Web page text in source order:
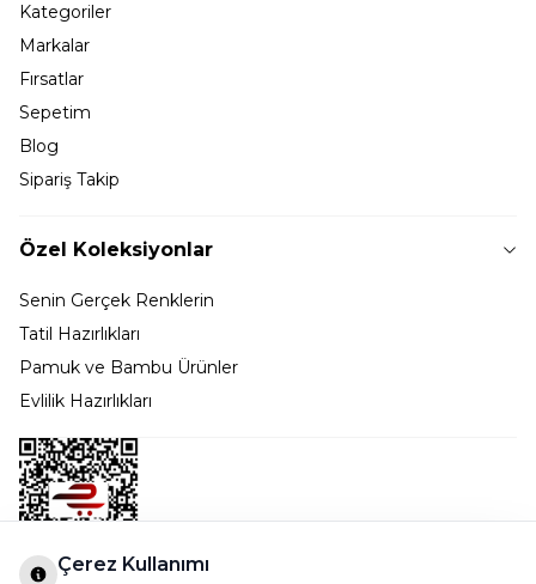
Kategoriler
Markalar
Fırsatlar
Sepetim
Blog
Sipariş Takip
Özel Koleksiyonlar
Senin Gerçek Renklerin
Tatil Hazırlıkları
Pamuk ve Bambu Ürünler
Evlilik Hazırlıkları
Çerez Kullanımı